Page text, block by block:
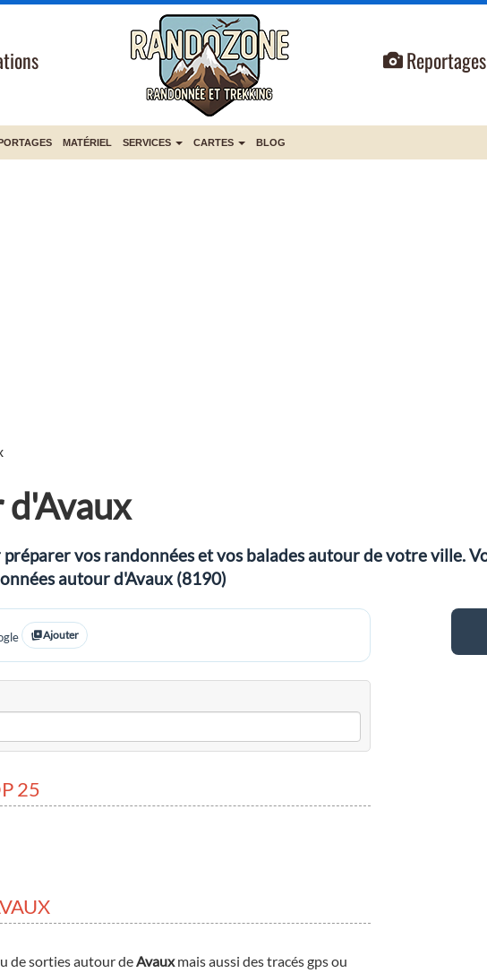
Reportages
MATÉRIEL SERVICES CARTES BLOG
vos randonnées et vos balades autour de votre ville.
autour d'Avaux (8190)
Ajouter
25
de sorties autour deAvauxmais aussi des tracés gps ou